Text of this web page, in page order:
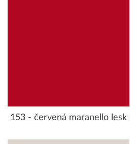
153 - červená maranello lesk